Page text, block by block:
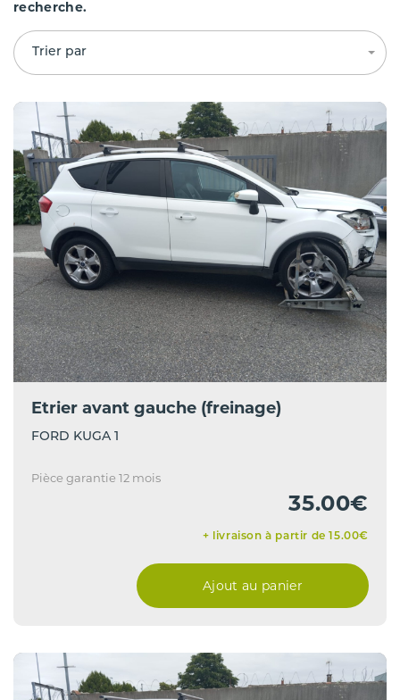
recherche.
Trier par
Etrier avant gauche (freinage)
FORD KUGA 1
Pièce garantie 12 mois
35.00€
+ livraison à partir de 15.00€
Ajout au panier